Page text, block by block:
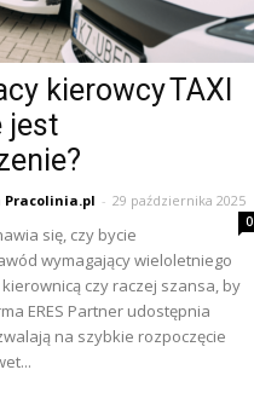
kierowcy TAXI
jest
Pracolinia.pl - 29 października 2025
0
się, czy bycie
wymagający wieloletniego
czy raczej szansa, by
ERES Partner udostępnia
na szybkie rozpoczęcie